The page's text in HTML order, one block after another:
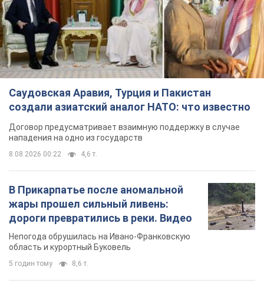
Саудовская Аравия, Турция и Пакистан
создали азиатский аналог НАТО: что известно
Договор предусматривает взаимную поддержку в случае
нападения на одно из государств
8.08.2026 00:22 4,6 т.
В Прикарпатье после аномальной
жары прошел сильный ливень:
дороги превратились в реки. Видео
Непогода обрушилась на Ивано-Франковскую
область и курортный Буковель
5 годин тому 8,6 т.